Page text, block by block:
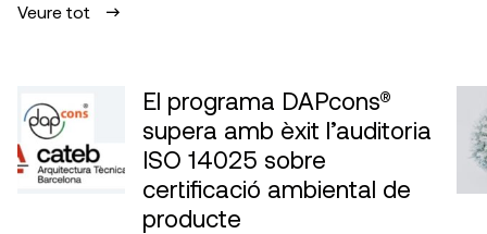
Veure tot
El programa DAPcons®
supera amb èxit l’auditoria
ISO 14025 sobre
certificació ambiental de
producte